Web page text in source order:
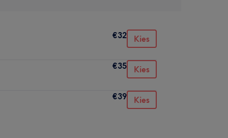
€32 Kies
€35 Kies
€39 Kies